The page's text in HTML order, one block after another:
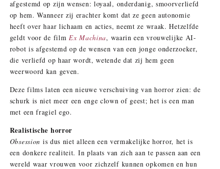
afgestemd op zijn wensen: loyaal, onderdanig, smoorverliefd
op hem. Wanneer zij erachter komt dat ze geen autonomie
heeft over haar lichaam en acties, neemt ze wraak. Hetzelfde
geldt voor de filmEx Machina, waarin een vrouwelijke AI-
robot is afgestemd op de wensen van een jonge onderzoeker,
die verliefd op haar wordt, wetende dat zij hem geen
weerwoord kan geven.
Deze films laten een nieuwe verschuiving van horror zien: de
schurk is niet meer een enge clown of geest; het is een man
met een fragiel ego.
Realistische horror
Obsession is dus niet alleen een vermakelijke horror, het is
een donkere realiteit. In plaats van zich aan te passen aan een
wereld waar vrouwen voor zichzelf kunnen opkomen en hun